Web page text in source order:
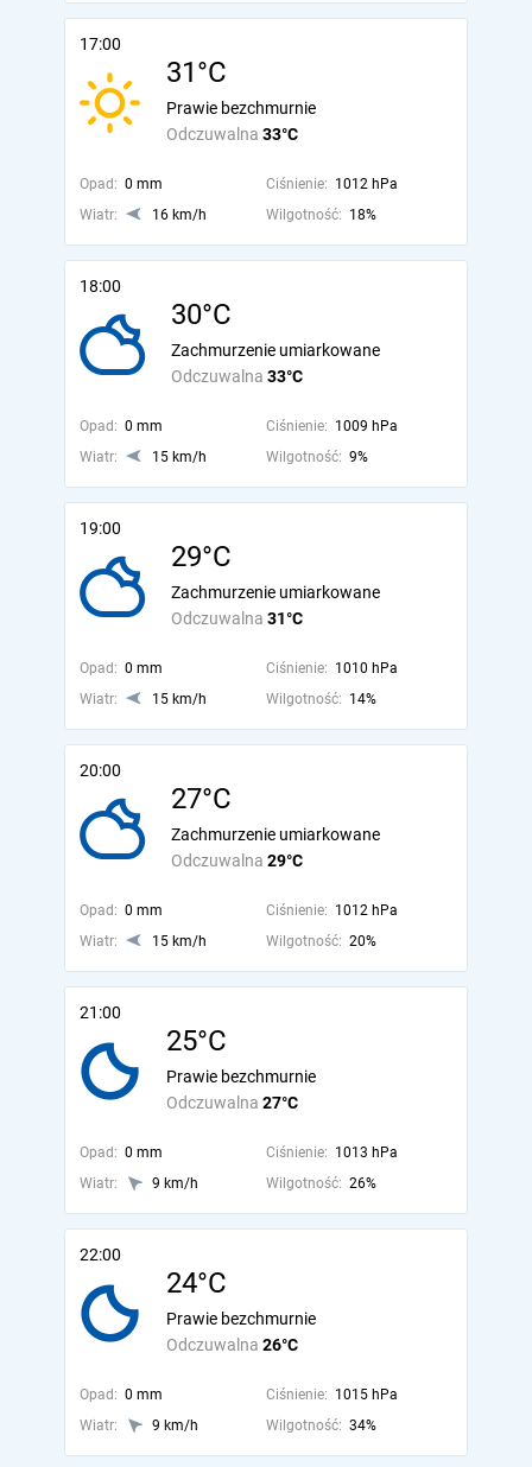
17:00
31°C
Odczuwalna 33°C
Prawie bezchmurnie
Opad: 0 mm Ciśnienie: 1012 hPa
Wiatr:
16 km/h Wilgotność: 18%
18:00
30°C
Odczuwalna 33°C
Zachmurzenie umiarkowane
Opad: 0 mm Ciśnienie: 1009 hPa
Wiatr:
15 km/h Wilgotność: 9%
19:00
29°C
Odczuwalna 31°C
Zachmurzenie umiarkowane
Opad: 0 mm Ciśnienie: 1010 hPa
Wiatr:
15 km/h Wilgotność: 14%
20:00
27°C
Odczuwalna 29°C
Zachmurzenie umiarkowane
Opad: 0 mm Ciśnienie: 1012 hPa
Wiatr:
15 km/h Wilgotność: 20%
21:00
25°C
Odczuwalna 27°C
Prawie bezchmurnie
Opad: 0 mm Ciśnienie: 1013 hPa
Wiatr:
9 km/h Wilgotność: 26%
22:00
24°C
Odczuwalna 26°C
Prawie bezchmurnie
Opad: 0 mm Ciśnienie: 1015 hPa
Wiatr:
9 km/h Wilgotność: 34%